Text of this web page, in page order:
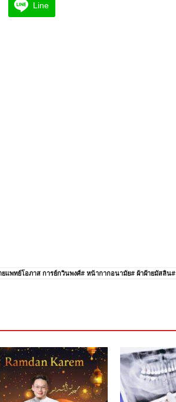
Line
แพทย์โอภาส การย์กวินพงศ์# หน้ากากอนามัย# ผ้าฝ้ายมัสลิน#